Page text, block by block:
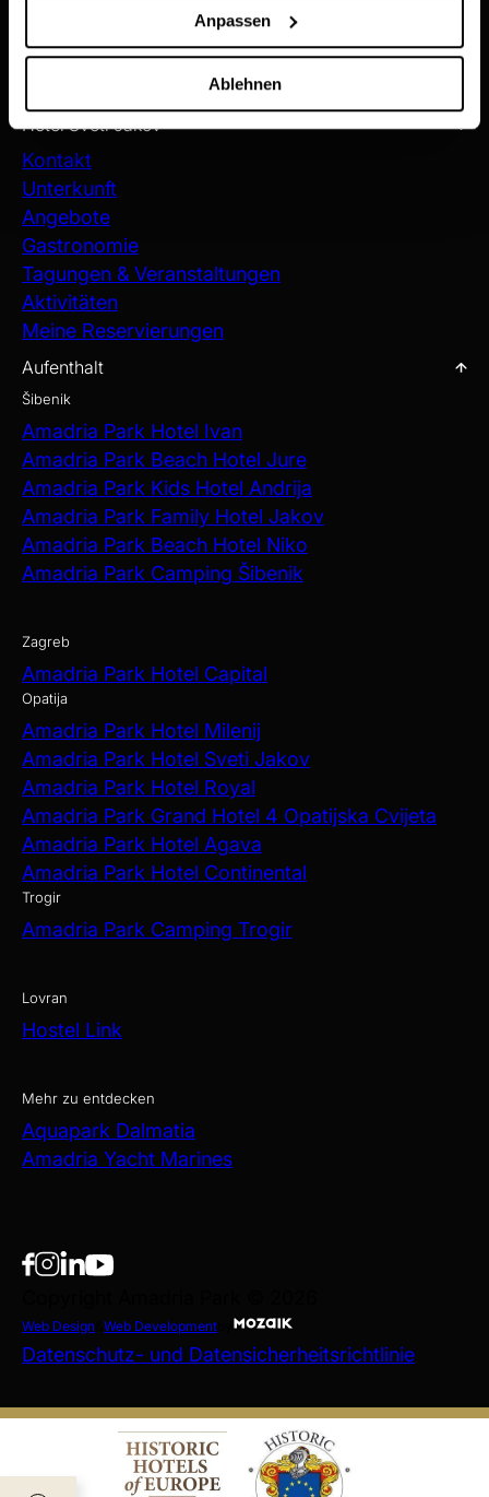
Anpassen
Ablehnen
JETZT REGISTRIEREN
Hotel Sveti Jakov
Kontakt
Unterkunft
Angebote
Gastronomie
Tagungen & Veranstaltungen
Aktivitäten
Meine Reservierungen
Aufenthalt
Šibenik
Amadria Park Hotel Ivan
Amadria Park Beach Hotel Jure
Amadria Park Kids Hotel Andrija
Amadria Park Family Hotel Jakov
Amadria Park Beach Hotel Niko
Amadria Park Camping Šibenik
Zagreb
Amadria Park Hotel Capital
Opatija
Amadria Park Hotel Milenij
Amadria Park Hotel Sveti Jakov
Amadria Park Hotel Royal
Amadria Park Grand Hotel 4 Opatijska Cvijeta
Amadria Park Hotel Agava
Amadria Park Hotel Continental
Trogir
Amadria Park Camping Trogir
Lovran
Hostel Link
Mehr zu entdecken
Aquapark Dalmatia
Amadria Yacht Marines
Web Design Web Development
Datenschutz- und Datensicherheitsrichtlinie